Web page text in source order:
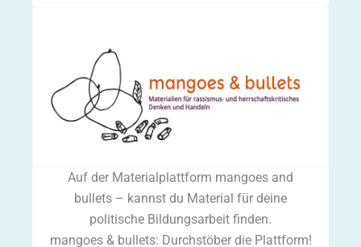
Auf der Materialplattform mangoes and
bullets – kannst du Material für deine
politische Bildungsarbeit finden.
mangoes & bullets: Durchstöber die Plattform!